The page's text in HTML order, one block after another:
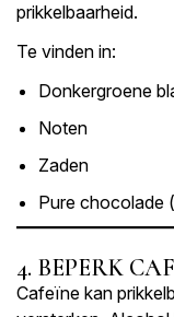
prikkelbaarheid.
Te vinden in:
Donkergroene
Noten
Zaden
Pure chocolade
4. BEPERK
Cafeïne kan